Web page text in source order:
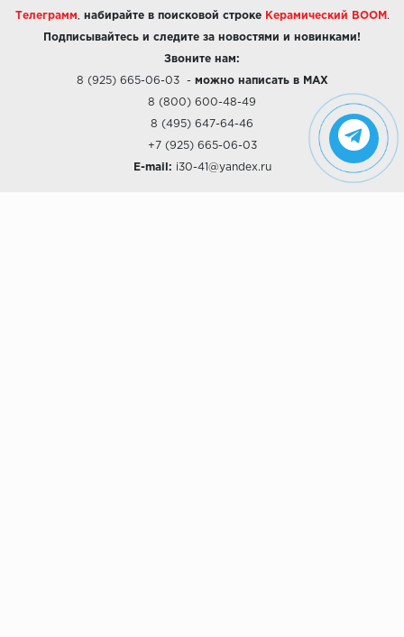
Телеграмм набирайте в поисковой строке Керамический BOOM .
Подписывайтесь и следите за новостями и новинками!
Звоните нам:
8 (925) 665-06-03- можно написать в MAX
8 (800) 600-48-49
8 (495) 647-64-46
+7 (925) 665-06-03
E-mail: i30-41@yandex.ru